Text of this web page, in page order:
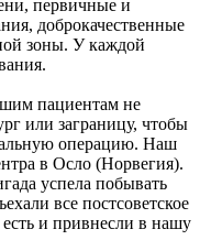
первичные и
доброкачественные
зоны. У каждой
пациентам не
или заграницу, чтобы
операцию. Наш
в Осло (Норвегия).
успела побывать
все постсоветское
и привнесли в нашу